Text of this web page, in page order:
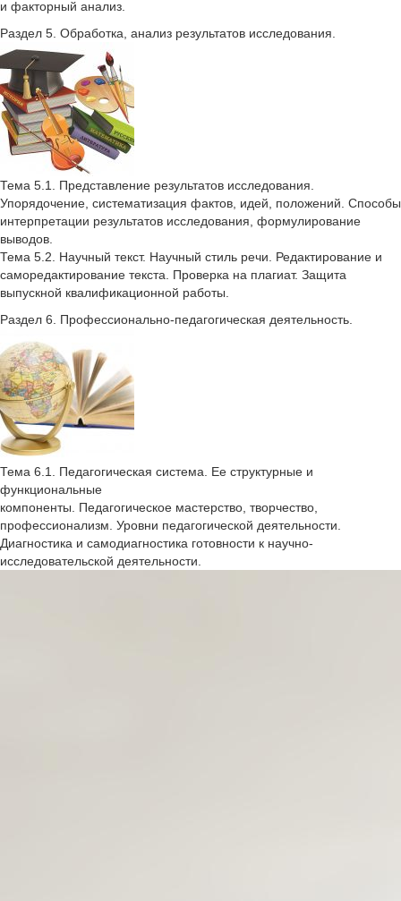
и факторный анализ.
Раздел 5. Обработка, анализ результатов исследования.
Тема 5.1. Представление результатов исследования.
Упорядочение, систематизация фактов, идей, положений. Способы
интерпретации результатов исследования, формулирование
выводов.
Тема 5.2. Научный текст. Научный стиль речи. Редактирование и
саморедактирование текста. Проверка на плагиат. Защита
выпускной квалификационной работы.
Раздел 6. Профессионально-педагогическая деятельность.
Тема 6.1. Педагогическая система. Ее структурные и
функциональные
компоненты. Педагогическое мастерство, творчество,
профессионализм. Уровни педагогической деятельности.
Диагностика и самодиагностика готовности к научно-
исследовательской деятельности.